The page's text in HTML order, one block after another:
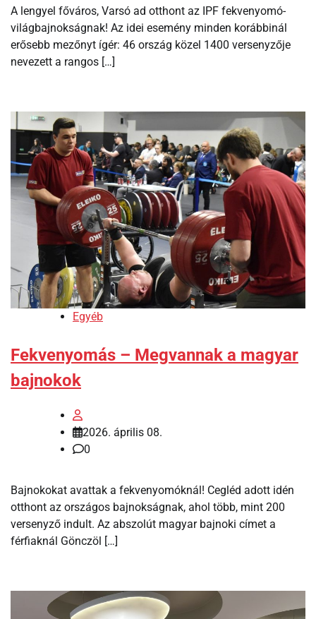
A lengyel főváros, Varsó ad otthont az IPF fekvenyomó-
világbajnokságnak! Az idei esemény minden korábbinál
erősebb mezőnyt ígér: 46 ország közel 1400 versenyzője
nevezett a rangos […]
Egyéb
Fekvenyomás – Megvannak a magyar
bajnokok
2026. április 08.
0
Bajnokokat avattak a fekvenyomóknál! Cegléd adott idén
otthont az országos bajnokságnak, ahol több, mint 200
versenyző indult. Az abszolút magyar bajnoki címet a
férfiaknál Gönczöl […]